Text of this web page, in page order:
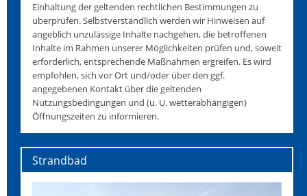
Einhaltung der geltenden rechtlichen Bestimmungen zu
überprüfen. Selbstverständlich werden wir Hinweisen auf
angeblich unzulässige Inhalte nachgehen, die betroffenen
Inhalte im Rahmen unserer Möglichkeiten prüfen und, soweit
erforderlich, entsprechende Maßnahmen ergreifen. Es wird
empfohlen, sich vor Ort und/oder über den ggf.
angegebenen Kontakt über die geltenden
Nutzungsbedingungen und (u. U. wetterabhängigen)
Öffnungszeiten zu informieren.
Strandbad